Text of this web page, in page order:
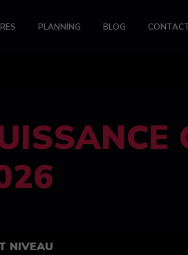
PLANNING BLOG
CUP
NIVEAU